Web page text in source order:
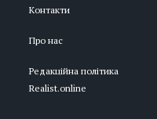
Контакти
Про нас
Редакційна політика
Realist.online